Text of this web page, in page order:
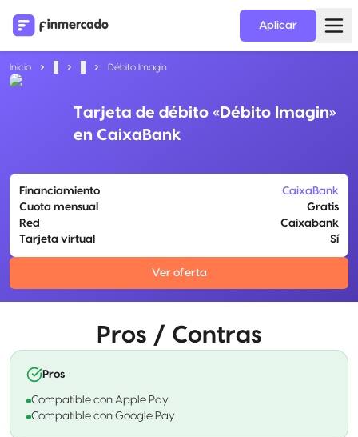
Aplicar
Inicio Débito Imagin
Tarjeta de débito «Débito Imagin»
en CaixaBank
Financiamiento
CaixaBank
Cuota mensual
Gratis
Red
Caixabank
Tarjeta virtual
Sí
Ver oferta
Pros / Contras
Pros
Compatible con Apple Pay
Compatible con Google Pay